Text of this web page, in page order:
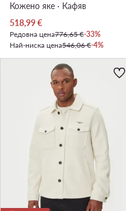
Кожено яке · Кафяв
Актуална цена
518,99€
Редовна цена776,65 €-33%
Най-ниска цена546,06 €-4%